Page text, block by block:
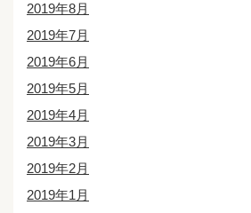
2019年8月
2019年7月
2019年6月
2019年5月
2019年4月
2019年3月
2019年2月
2019年1月